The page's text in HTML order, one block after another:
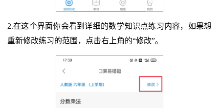
2.在这个界面你会看到详细的数学知识点练习内容，如果想
重新修改练习的范围，点击右上角的“修改”。